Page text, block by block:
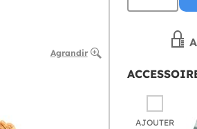
Agrandir
AJOUTER